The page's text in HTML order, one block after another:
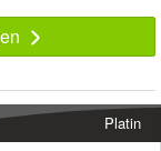
Platin